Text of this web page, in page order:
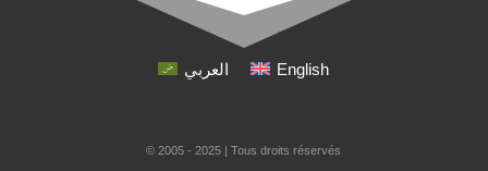
العربي English
© 2005 - 2025 | Tous droits réservés